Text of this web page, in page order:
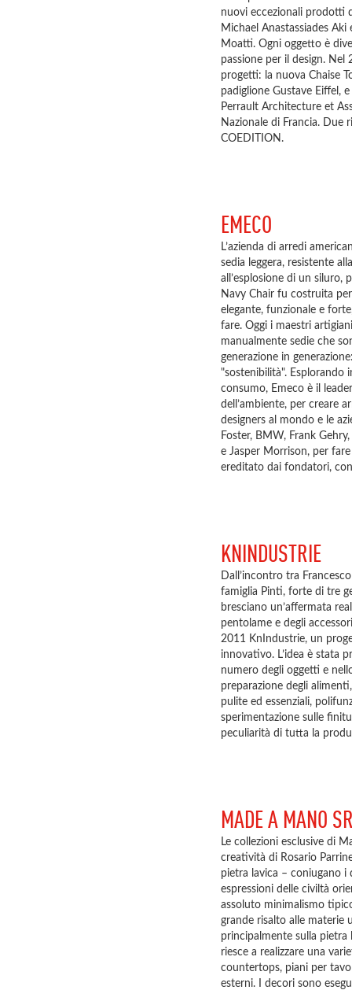
nuovi eccezionali prodotti
Michael Anastassiades
Moatti. Ogni oggetto è
passione per il design.
progetti: la nuova Chaise
padiglione Gustave Eiffel,
Perrault Architecture et
Nazionale di Francia. Due
COEDITION.
EMECO
L’azienda di arredi
sedia leggera, resistente
all’esplosione di un siluro,
Navy Chair fu costruita
elegante, funzionale e
fare. Oggi i maestri
manualmente sedie che
generazione in
"sostenibilità". Esplorando
consumo, Emeco è il
dell’ambiente, per creare
designers al mondo e le
Foster, BMW, Frank
e Jasper Morrison, per
ereditato dai fondatori,
KNINDUSTRIE
Dall’incontro tra
famiglia Pinti, forte di tre
bresciano un’affermata
pentolame e degli
2011 KnIndustrie, un
innovativo. L’idea è stata
numero degli oggetti e
preparazione degli
pulite ed essenziali,
sperimentazione sulle
peculiarità di tutta la
MADE A MANO
Le collezioni esclusive di
creatività di Rosario
pietra lavica – coniugano
espressioni delle civiltà
assoluto minimalismo
grande risalto alle materie
principalmente sulla
riesce a realizzare una
countertops, piani per
esterni. I decori sono